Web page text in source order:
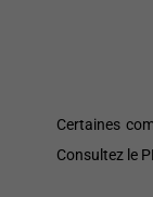
Certaines
Consultez le